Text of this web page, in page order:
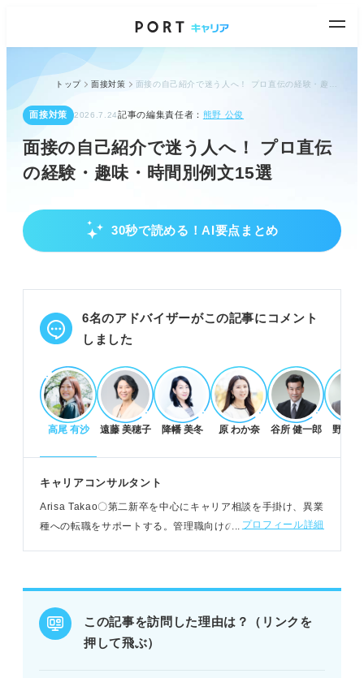
トップ 面接対策
面接対策 2026.7.24記事の編集責任者： 熊野 公俊
面接の自己紹介で迷う人へ！ プロ直伝
の経験・趣味・時間別例文15選
30秒で読める！AI要点まとめ
面接自己紹介の基本と準備
で構成する。
原稿丸暗記せず、自分の言葉で簡潔に伝える準備を
POINT：具体的なエピソードで人柄や価値観、行動
特性を伝えることが重要。
状況別！好印象を残す自己紹介例文
部活動や学業など、具体的なエピソードで強みと学
趣味や特技は企業との関連性を意識し、人柄をアピ
ールする。
時間指定がある場合は、要点を絞り簡潔にまとめる
例：サークル活動で課題解決に取り組み、成果につ
なげた経験を話す。
6名のアドバイザーがこの記事にコメント
しました
高尾 有沙 遠藤 美穂子 降幡 美冬 原 わか奈 谷所 健一郎 野村
キャリアコンサルタント
Arisa Takao〇第二新卒を中心にキャリア相談を手掛け、異業
種への転職をサポートする。管理職向けの1on1やコンサルテ
プロフィール詳細
この記事を訪問した理由は？（リンクを
押して飛ぶ）